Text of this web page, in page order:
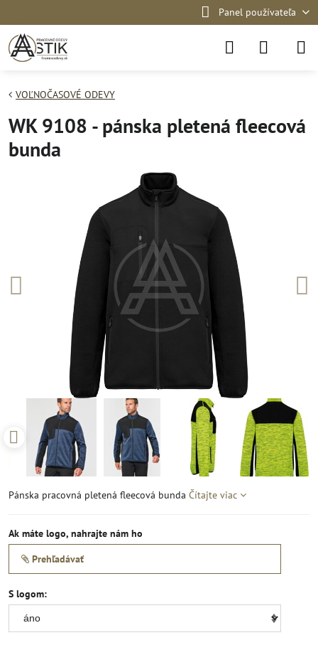
Panel používateľa
VOĽNOČASOVÉ ODEVY
WK 9108 - pánska pletená fleecová
bunda
Pánska pracovná pletená fleecová bunda Čítajte viac
Ak máte logo, nahrajte nám ho
Prehľadávať
S logom: